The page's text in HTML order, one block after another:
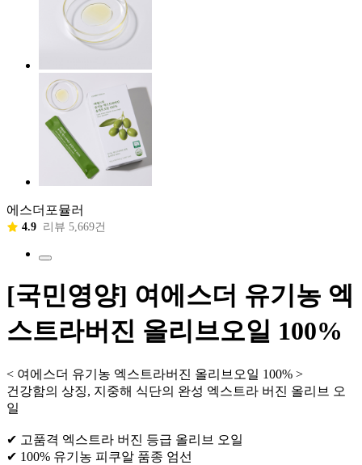
에스더포뮬러
4.9 리뷰 5,669건
[국민영양] 여에스더 유기농 엑
스트라버진 올리브오일 100%
< 여에스더 유기농 엑스트라버진 올리브오일 100% >
건강함의 상징, 지중해 식단의 완성 엑스트라 버진 올리브 오
일
✔ 고품격 엑스트라 버진 등급 올리브 오일
✔ 100% 유기농 피쿠알 품종 엄선